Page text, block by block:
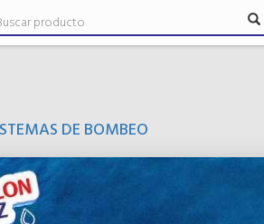
DE BOMBEO